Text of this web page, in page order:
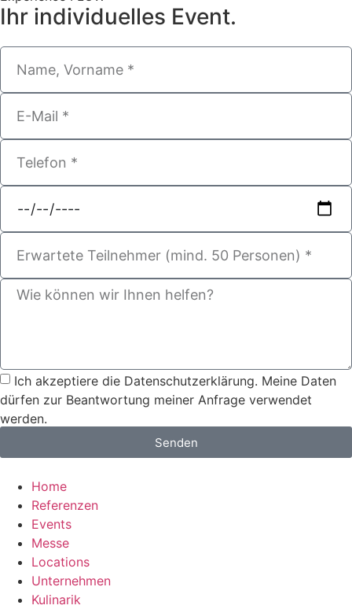
Ihr individuelles Event.
Ich akzeptiere die Datenschutzerklärung. Meine Daten
dürfen zur Beantwortung meiner Anfrage verwendet
werden.
Senden
Home
Referenzen
Events
Messe
Locations
Unternehmen
Kulinarik